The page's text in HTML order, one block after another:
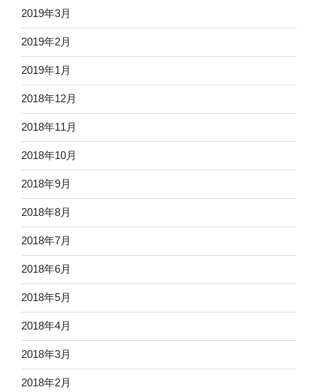
2019年3月
2019年2月
2019年1月
2018年12月
2018年11月
2018年10月
2018年9月
2018年8月
2018年7月
2018年6月
2018年5月
2018年4月
2018年3月
2018年2月